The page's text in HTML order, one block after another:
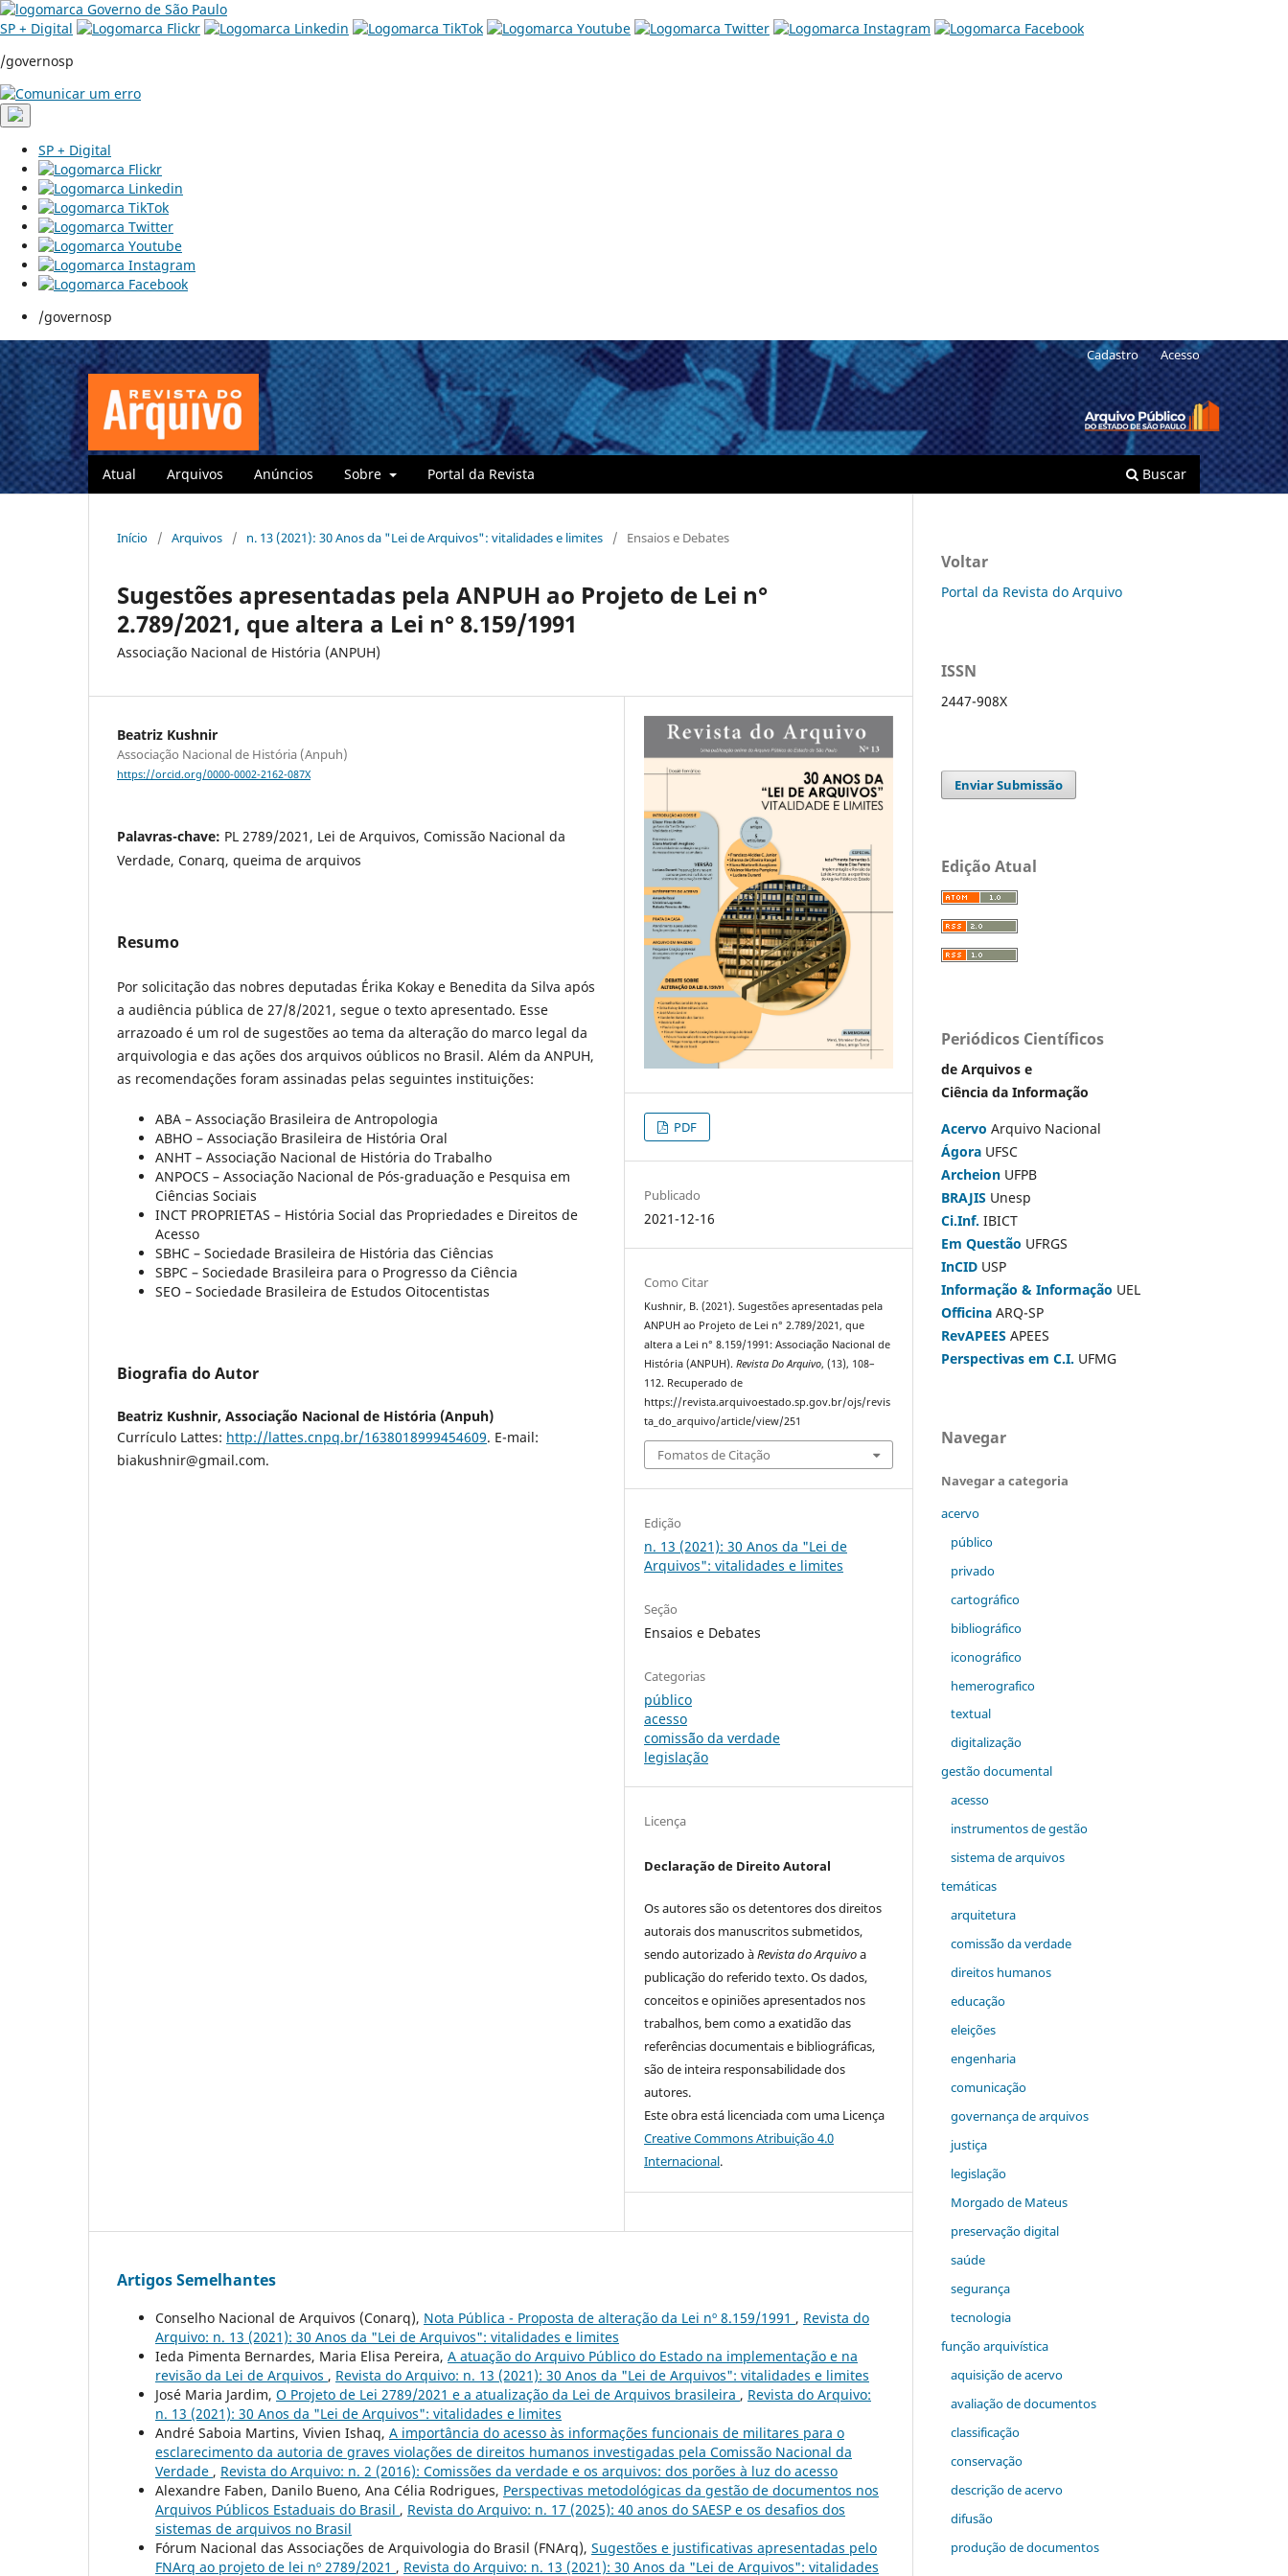
SP + Digital
/governosp
SP + Digital
/governosp
Atual Arquivos Anúncios Sobre Portal da Revista Buscar
Cadastro Acesso
Início / Arquivos / n. 13 (2021): 30 Anos da "Lei de Arquivos": vitalidades e limites / Ensaios e Debates
Sugestões apresentadas pela ANPUH ao Projeto de Lei n°
2.789/2021, que altera a Lei n° 8.159/1991
Associação Nacional de História (ANPUH)
Beatriz Kushnir
Associação Nacional de História (Anpuh)
https://orcid.org/0000-0002-2162-087X
Palavras-chave: PL 2789/2021, Lei de Arquivos, Comissão Nacional da
Verdade, Conarq, queima de arquivos
Resumo
Por solicitação das nobres deputadas Érika Kokay e Benedita da Silva após
a audiência pública de 27/8/2021, segue o texto apresentado. Esse
arrazoado é um rol de sugestões ao tema da alteração do marco legal da
arquivologia e das ações dos arquivos oúblicos no Brasil. Além da ANPUH,
as recomendações foram assinadas pelas seguintes instituições:
ABA – Associação Brasileira de Antropologia
ABHO – Associação Brasileira de História Oral
ANHT – Associação Nacional de História do Trabalho
ANPOCS – Associação Nacional de Pós-graduação e Pesquisa em
Ciências Sociais
INCT PROPRIETAS – História Social das Propriedades e Direitos de
Acesso
SBHC – Sociedade Brasileira de História das Ciências
SBPC – Sociedade Brasileira para o Progresso da Ciência
SEO – Sociedade Brasileira de Estudos Oitocentistas
Biografia do Autor
Beatriz Kushnir, Associação Nacional de História (Anpuh)
Currículo Lattes: http://lattes.cnpq.br/1638018999454609. E-mail:
biakushnir@gmail.com.
PDF
Publicado
2021-12-16
Como Citar
Kushnir, B. (2021). Sugestões apresentadas pela
ANPUH ao Projeto de Lei n° 2.789/2021, que
altera a Lei n° 8.159/1991: Associação Nacional de
História (ANPUH).Revista Do Arquivo, (13), 108–
112. Recuperado de
https://revista.arquivoestado.sp.gov.br/ojs/revis
ta_do_arquivo/article/view/251
Fomatos de Citação
Edição
n. 13 (2021): 30 Anos da "Lei de
Arquivos": vitalidades e limites
Seção
Ensaios e Debates
Categorias
público
acesso
comiss˜ão da verdade
legislação
Licença
Declaração de Direito Autoral
Os autores são os detentores dos direitos
autorais dos manuscritos submetidos,
sendo autorizado àRevista do Arquivoa
publicação do referido texto. Os dados,
conceitos e opiniões apresentados nos
trabalhos, bem como a exatidão das
referências documentais e bibliográficas,
são de inteira responsabilidade dos
autores.
Este obra está licenciada com uma Licença
Creative Commons Atribuição 4.0
Internacional.
Artigos Semelhantes
Conselho Nacional de Arquivos (Conarq), Nota Pública - Proposta de alteração da Lei nº 8.159/1991 , Revista do
Arquivo: n. 13 (2021): 30 Anos da "Lei de Arquivos": vitalidades e limites
Ieda Pimenta Bernardes, Maria Elisa Pereira, A atuação do Arquivo Público do Estado na implementação e na
revisão da Lei de Arquivos , Revista do Arquivo: n. 13 (2021): 30 Anos da "Lei de Arquivos": vitalidades e limites
José Maria Jardim, O Projeto de Lei 2789/2021 e a atualização da Lei de Arquivos brasileira , Revista do Arquivo:
n. 13 (2021): 30 Anos da "Lei de Arquivos": vitalidades e limites
André Saboia Martins, Vivien Ishaq, A importância do acesso às informações funcionais de militares para o
esclarecimento da autoria de graves violações de direitos humanos investigadas pela Comissão Nacional da
Verdade , Revista do Arquivo: n. 2 (2016): Comissões da verdade e os arquivos: dos porões à luz do acesso
Alexandre Faben, Danilo Bueno, Ana Célia Rodrigues, Perspectivas metodológicas da gestão de documentos nos
Arquivos Públicos Estaduais do Brasil , Revista do Arquivo: n. 17 (2025): 40 anos do SAESP e os desafios dos
sistemas de arquivos no Brasil
Fórum Nacional das Associações de Arquivologia do Brasil (FNArq), Sugestões e justificativas apresentadas pelo
FNArq ao projeto de lei nº 2789/2021 , Revista do Arquivo: n. 13 (2021): 30 Anos da "Lei de Arquivos": vitalidades
Voltar
Portal da Revista do Arquivo
ISSN
2447-908X
Enviar Submissão
Edição Atual
Periódicos Científicos
de Arquivos e
Ciência da Informação
Acervo Arquivo Nacional
Ágora UFSC
Archeion UFPB
BRAJIS Unesp
Ci.Inf. IBICT
Em Questão UFRGS
InCID USP
Informação & Informação UEL
Officina ARQ-SP
RevAPEES APEES
Perspectivas em C.I. UFMG
Navegar
Navegar a categoria
acervo
público
privado
cartográfico
bibliográfico
iconográfico
hemerografico
textual
digitalização
gestão documental
acesso
instrumentos de gestão
sistema de arquivos
temáticas
arquitetura
comiss˜ão da verdade
direitos humanos
educação
eleições
engenharia
comunicação
governança de arquivos
justiça
legislação
Morgado de Mateus
preservação digital
saúde
segurança
tecnologia
função arquivística
aquisição de acervo
avaliação de documentos
classificação
conservação
descrição de acervo
difusão
produção de documentos